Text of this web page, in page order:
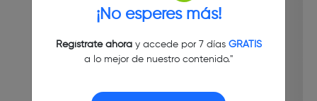
¡No esperes más!
Regístrate ahoray accede por 7 días GRATIS
a lo mejor de nuestro contenido."